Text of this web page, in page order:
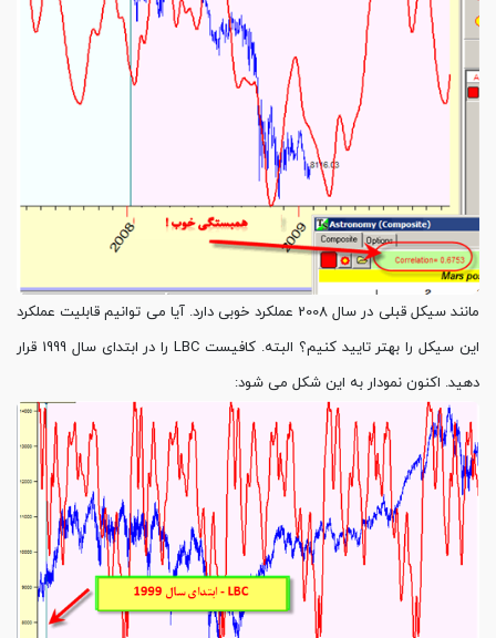
مانند سیکل قبلی در سال 2008 عملکرد خوبی دارد. آیا می توانیم قابلیت عملکرد
این سیکل را بهتر تایید کنیم؟ البته. کافیست LBC را در ابتدای سال 1999 قرار
دهید. اکنون نمودار به این شکل می شود: